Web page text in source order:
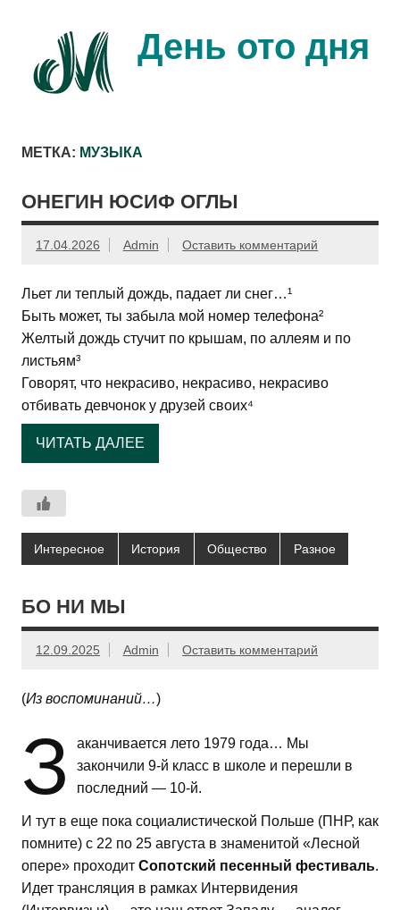
содержимому
День ото дня
МЕТКА: МУЗЫКА
ОНЕГИН ЮСИФ ОГЛЫ
17.04.2026 Admin Оставить комментарий
Льет ли теплый дождь, падает ли снег…¹
Быть может, ты забыла мой номер телефона²
Желтый дождь стучит по крышам, по аллеям и по
листьям³
Говорят, что некрасиво, некрасиво, некрасиво
отбивать девчонок у друзей своих⁴
ЧИТАТЬ ДАЛЕЕ
Интересное История Общество Разное
БО НИ МЫ
12.09.2025 Admin Оставить комментарий
(Из воспоминаний…)
З
аканчивается лето 1979 года… Мы
закончили 9-й класс в школе и перешли в
последний — 10-й.
И тут в еще пока социалистической Польше (ПНР, как
помните) с 22 по 25 августа в знаменитой «Лесной
оперe» проходит Сопотский песенный фестиваль.
Идет трансляция в рамках Интервидения